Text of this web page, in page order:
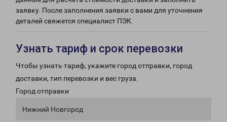
заявку. После заполнения заявки с вами для уточнения
деталей свяжется специалист ПЭК.
Узнать тариф и срок перевозки
Чтобы узнать тариф, укажите город отправки, город
доставки, тип перевозки и вес груза.
Город отправки
Нижний Новгород